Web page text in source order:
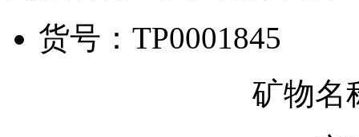
货号： TP0001845
矿物名